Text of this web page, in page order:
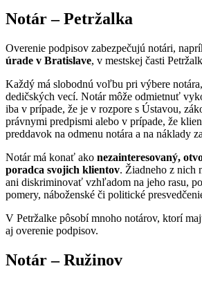
Notár – Petržalka
Overenie podpisov zabezpečujú notári,
úrade v Bratislave, v mestskej časti
Každý má slobodnú voľbu pri výbere
dedičských vecí. Notár môže odmietnuť
iba v prípade, že je v rozpore s Ústavou,
právnymi predpismi alebo v prípade, že
preddavok na odmenu notára a na náklady
Notár má konať ako nezainteresovaný,
poradca svojich klientov. Žiadneho z nich
ani diskriminovať vzhľadom na jeho rasu,
pomery, náboženské či politické
V Petržalke pôsobí mnoho notárov, ktorí
aj overenie podpisov.
Notár – Ružinov